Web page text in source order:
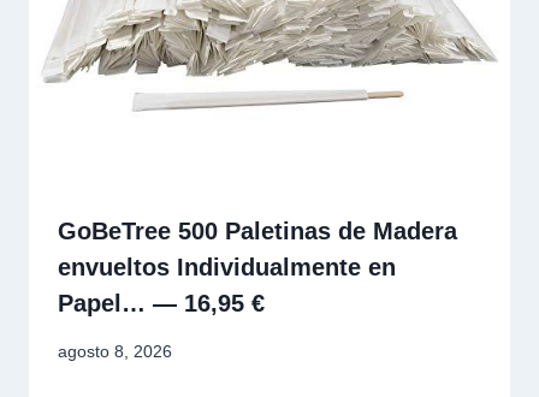
GoBeTree 500 Paletinas de Madera
envueltos Individualmente en
Papel… — 16,95 €
agosto 8, 2026